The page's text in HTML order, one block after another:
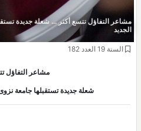
مشاعر التفاؤل تتسع أكثر ... شعلة جديدة
الجديد
السنة 19 العدد 182
مشاعر التفاؤل
شعلة جديدة تستقبلها جامعة